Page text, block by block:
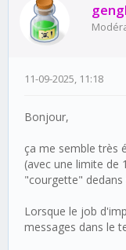
11-09-2025, 11:18
Bonjour,
ça me semble très
(avec une limite de
"courgette" dedans
Lorsque le job
messages dans le